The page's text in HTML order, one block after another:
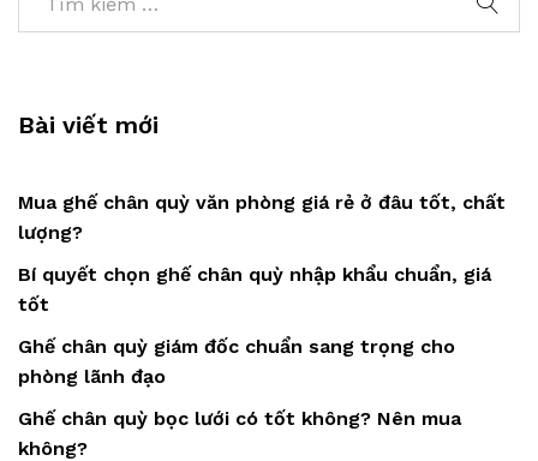
Bài viết mới
Mua ghế chân quỳ văn phòng giá rẻ ở đâu tốt, chất
lượng?
Bí quyết chọn ghế chân quỳ nhập khẩu chuẩn, giá
tốt
Ghế chân quỳ giám đốc chuẩn sang trọng cho
phòng lãnh đạo
Ghế chân quỳ bọc lưới có tốt không? Nên mua
không?